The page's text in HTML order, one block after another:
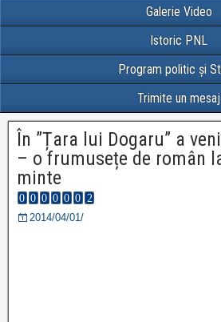
Galerie Video
Istoric PNL
Program politic și
Trimite un mesaj
În ”Țara lui Dogaru” a
– o frumusețe de român
minte
2014/04/01/